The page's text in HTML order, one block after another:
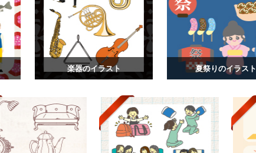
楽器のイラスト 夏祭りのイラスト